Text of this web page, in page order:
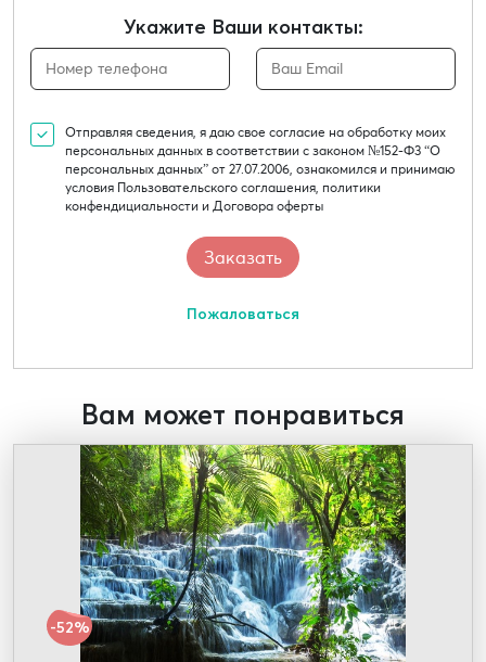
Укажите Ваши контакты:
Отправляя сведения, я даю свое согласие на обработку моих
персональных данных в соответствии с законом №152-Ф3 “О
персональных данных” от 27.07.2006, ознакомился и принимаю
условия Пользовательского соглашения, политики
конфендициальности и Договора оферты
Пожаловаться
Вам может понравиться
-52%